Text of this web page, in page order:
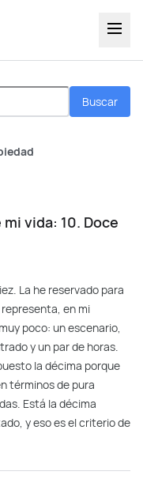
Buscar
vida: 10. Doce
La he reservado para
en mi
poco: un escenario,
y un par de horas.
la décima porque
términos de pura
Está la décima
y eso es el criterio de